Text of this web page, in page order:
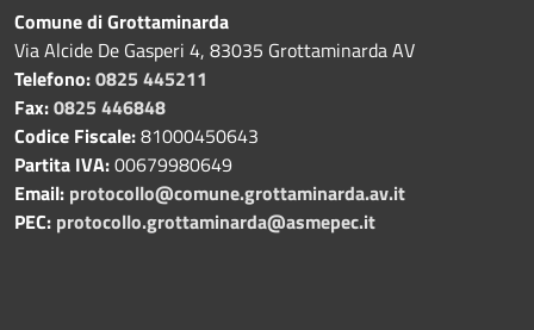
Comune di Grottaminarda
Via Alcide De Gasperi 4, 83035 Grottaminarda AV
Telefono:0825 445211
Fax:0825 446848
Codice Fiscale:81000450643
Partita IVA:00679980649
Email: protocollo@comune.grottaminarda.av.it
PEC: protocollo.grottaminarda@asmepec.it